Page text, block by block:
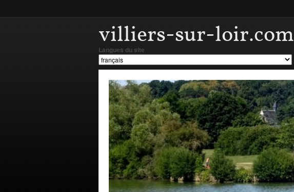
villiers-sur-loir.com
Langues du site